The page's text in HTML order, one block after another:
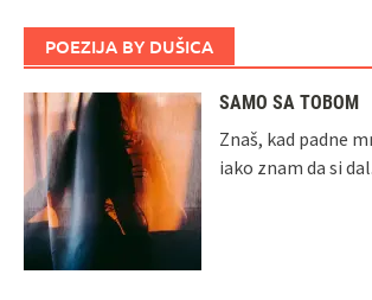
POEZIJA BY DUŠICA
SAMO SA TOBOM
Znaš, kad padne
iako znam da si